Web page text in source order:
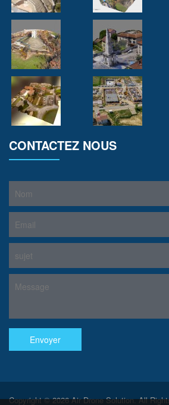
CONTACTEZ NOUS
Copyright © 2026 Air Drone Solution. All